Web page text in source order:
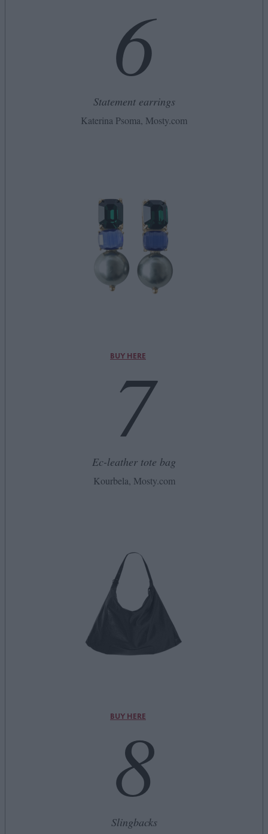
6
Statement earrings
Katerina Psoma, Mosty.com
BUY HERE
7
Ec-leather tote bag
Kourbela, Mosty.com
BUY HERE
8
Slingbacks